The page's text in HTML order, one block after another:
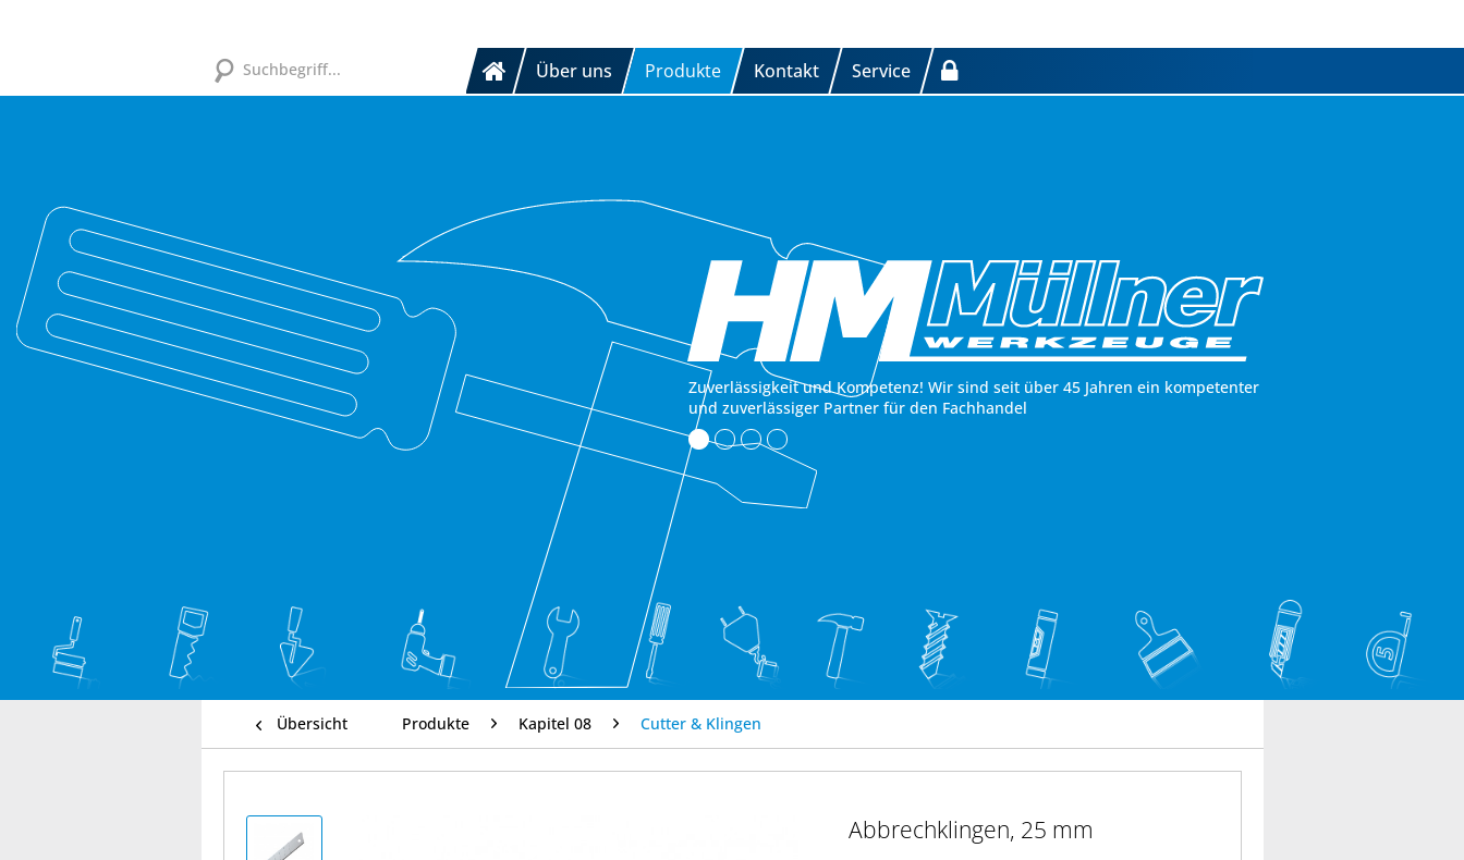
Über uns Produkte Kontakt Service
Zuverlässigkeit und Kompetenz! Wir sind seit über 45 Jahren ein kompetenter
und zuverlässiger Partner für den Fachhandel
Übersicht Produkte Kapitel 08 Cutter & Klingen
Abbrechklingen, 25 mm